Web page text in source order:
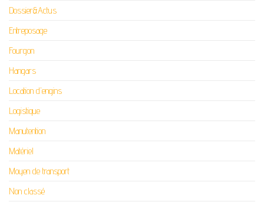
Dossier&Actus
Entreposage
Fourgon
Hangars
Location d'engins
Logistique
Manutention
Matériel
Moyen de transport
Non classé